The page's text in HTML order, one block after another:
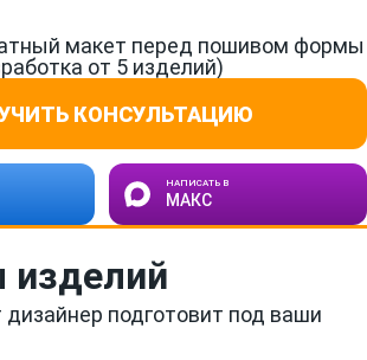
макет перед пошивом формы
от 5 изделий)
КОНСУЛЬТАЦИЮ
НАПИСАТЬ В
МАКС
подготовит под ваши